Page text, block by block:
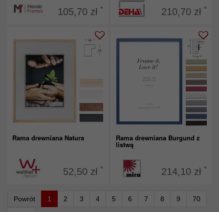
105,70 zł * 210,70 zł *
Rama drewniana Natura
52,50 zł *
Rama drewniana Burgund z
listwą
214,10 zł *
Powrót 1 2 3 4 5 6 7 8 9 70